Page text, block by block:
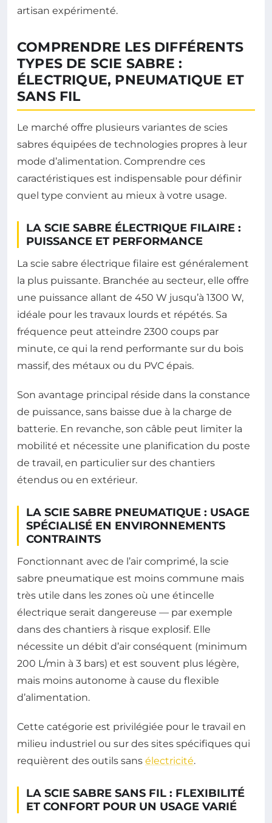
artisan expérimenté.
COMPRENDRE LES DIFFÉRENTS
TYPES DE SCIE SABRE :
ÉLECTRIQUE, PNEUMATIQUE ET
SANS FIL
Le marché offre plusieurs variantes de scies
sabres équipées de technologies propres à leur
mode d’alimentation. Comprendre ces
caractéristiques est indispensable pour définir
quel type convient au mieux à votre usage.
LA SCIE SABRE ÉLECTRIQUE FILAIRE :
PUISSANCE ET PERFORMANCE
La scie sabre électrique filaire est généralement
la plus puissante. Branchée au secteur, elle offre
une puissance allant de 450 W jusqu’à 1300 W,
idéale pour les travaux lourds et répétés. Sa
fréquence peut atteindre 2300 coups par
minute, ce qui la rend performante sur du bois
massif, des métaux ou du PVC épais.
Son avantage principal réside dans la constance
de puissance, sans baisse due à la charge de
batterie. En revanche, son câble peut limiter la
mobilité et nécessite une planification du poste
de travail, en particulier sur des chantiers
étendus ou en extérieur.
LA SCIE SABRE PNEUMATIQUE : USAGE
SPÉCIALISÉ EN ENVIRONNEMENTS
CONTRAINTS
Fonctionnant avec de l’air comprimé, la scie
sabre pneumatique est moins commune mais
très utile dans les zones où une étincelle
électrique serait dangereuse — par exemple
dans des chantiers à risque explosif. Elle
nécessite un débit d’air conséquent (minimum
200 L/min à 3 bars) et est souvent plus légère,
mais moins autonome à cause du flexible
d’alimentation.
Cette catégorie est privilégiée pour le travail en
milieu industriel ou sur des sites spécifiques qui
requièrent des outils sans électricité.
LA SCIE SABRE SANS FIL : FLEXIBILITÉ
ET CONFORT POUR UN USAGE VARIÉ